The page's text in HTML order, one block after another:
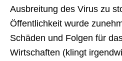
Ausbreitung des Virus zu
Öffentlichkeit wurde
Schäden und Folgen für
Wirtschaften (klingt